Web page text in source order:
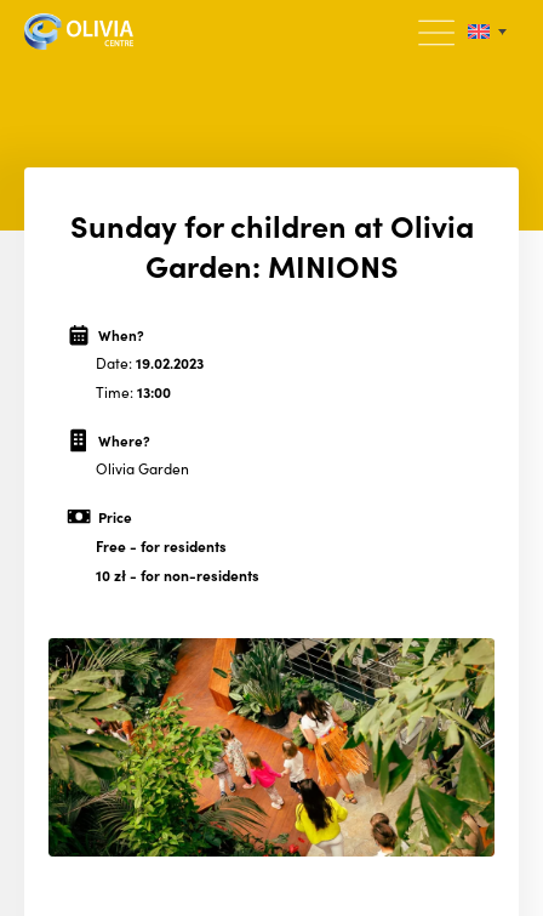
Sunday for children at Olivia
Garden: MINIONS
When?
Date:19.02.2023
Time:13:00
Where?
Olivia Garden
Price
Free- for residents
10 zł- for non-residents